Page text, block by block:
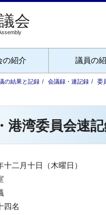
の紹介 議員の
の結果と記録 会議録・速記録 委
港湾委員会速
十二月十日（木曜日）
四名